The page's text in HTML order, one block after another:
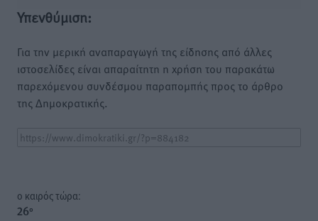
Υπενθύμιση:
Για την μερική αναπαραγωγή της είδησης από άλλες
ιστοσελίδες είναι απαραίτητη η χρήση του παρακάτω
παρεχόμενου συνδέσμου παραπομπής προς το άρθρο
της Δημοκρατικής.
o καιρός τώρα:
26°